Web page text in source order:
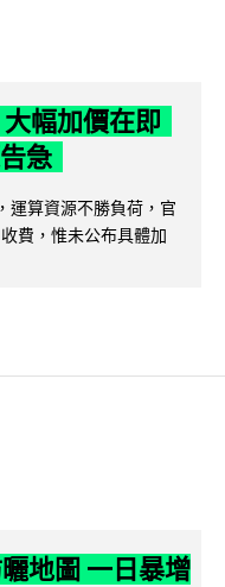
幅加價在即
急
運算資源不勝負荷，官
費，惟未公布具體加
地圖 一日暴增